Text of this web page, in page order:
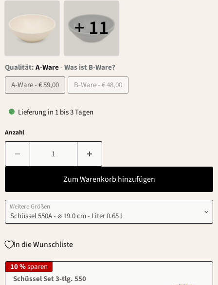
+ 11
Qualität:A-Ware-Was ist B-Ware?
A-Ware - € 59,00
B-Ware - € 48,00
Lieferung in 1 bis 3 Tagen
Anzahl
Zum Warenkorb hinzufügen
Weitere Größen
In die Wunschliste
Schüssel Set 3-tlg. 550
10 %sparen